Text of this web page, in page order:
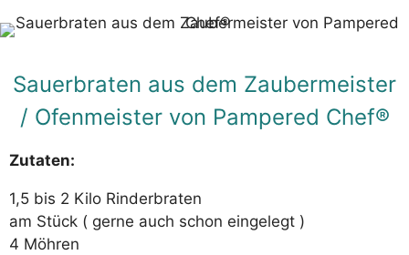
Sauerbraten aus dem Zaubermeister
/ Ofenmeister von Pampered Chef®
Zutaten:
1,5 bis 2 Kilo Rinderbraten
am Stück ( gerne auch schon eingelegt )
4 Möhren